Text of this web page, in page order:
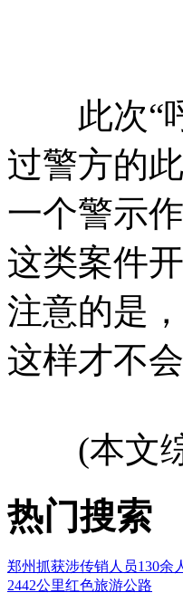
此次“呼
过警方的
一个警示
这类案件
注意的是
这样才不
(本文综
热门搜索
郑州抓获涉传销人员130余
2442公里红色旅游公路